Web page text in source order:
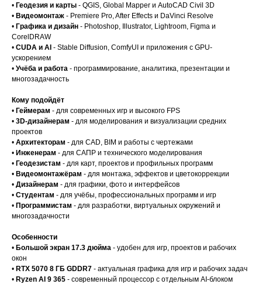
• Геодезия и карты - QGIS, Global Mapper и AutoCAD Civil 3D
• Видеомонтаж - Premiere Pro, After Effects и DaVinci Resolve
• Графика и дизайн - Photoshop, Illustrator, Lightroom, Figma и
CorelDRAW
• CUDA и AI - Stable Diffusion, ComfyUI и приложения с GPU-
ускорением
• Учёба и работа - программирование, аналитика, презентации и
многозадачность
Кому подойдёт
• Геймерам - для современных игр и высокого FPS
• 3D-дизайнерам - для моделирования и визуализации средних
проектов
• Архитекторам - для CAD, BIM и работы с чертежами
• Инженерам - для САПР и технического моделирования
• Геодезистам - для карт, проектов и профильных программ
• Видеомонтажёрам - для монтажа, эффектов и цветокоррекции
• Дизайнерам - для графики, фото и интерфейсов
• Студентам - для учёбы, профессиональных программ и игр
• Программистам - для разработки, виртуальных окружений и
многозадачности
Особенности
• Большой экран 17.3 дюйма - удобен для игр, проектов и рабочих
окон
• RTX 5070 8 ГБ GDDR7 - актуальная графика для игр и рабочих задач
• Ryzen AI 9 365 - современный процессор с отдельным AI-блоком